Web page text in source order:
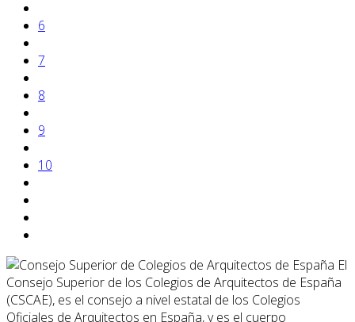
6
7
8
9
10
El
Consejo Superior de los Colegios de Arquitectos de España
(CSCAE), es el consejo a nivel estatal de los Colegios
Oficiales de Arquitectos en España, y es el cuerpo